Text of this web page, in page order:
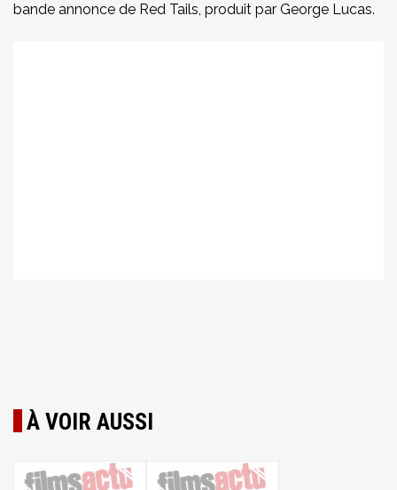
bande annonce de Red Tails, produit par George Lucas.
À VOIR AUSSI